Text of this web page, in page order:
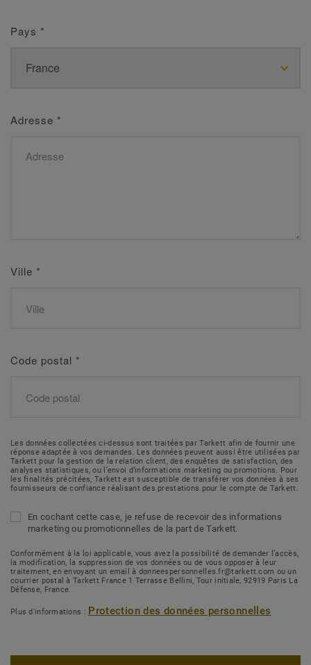
Pays *
Adresse *
Ville *
Code postal *
Les données collectées ci-dessus sont traitées par Tarkett afin de fournir une
réponse adaptée à vos demandes. Les données peuvent aussi être utilisées par
Tarkett pour la gestion de la relation client, des enquêtes de satisfaction, des
analyses statistiques, ou l’envoi d’informations marketing ou promotions. Pour
les finalités précitées, Tarkett est susceptible de transférer vos données à ses
fournisseurs de confiance réalisant des prestations pour le compte de Tarkett.
En cochant cette case, je refuse de recevoir des informations
marketing ou promotionnelles de la part de Tarkett.
Conformément à la loi applicable, vous avez la possibilité de demander l’accès,
la modification, la suppression de vos données ou de vous opposer à leur
traitement, en envoyant un email à donneespersonnelles.fr@tarkett.com ou un
courrier postal à Tarkett France 1 Terrasse Bellini, Tour initiale, 92919 Paris La
Défense, France.
Plus d'informations : Protection des données personnelles